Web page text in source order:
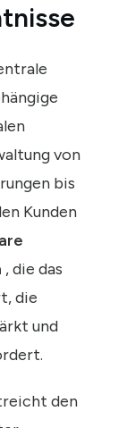
von
bis
Kunden
, die das
die
und
den